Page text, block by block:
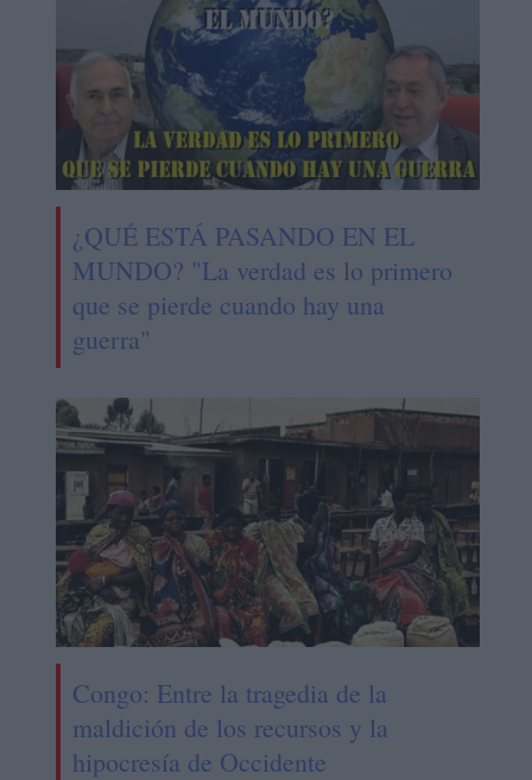
¿QUÉ ESTÁ PASANDO EN EL
MUNDO? "La verdad es lo primero
que se pierde cuando hay una
guerra"
Congo: Entre la tragedia de la
maldición de los recursos y la
hipocresía de Occidente